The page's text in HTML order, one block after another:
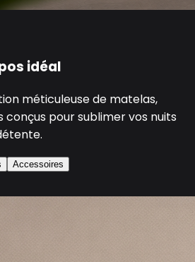
idéal
méticuleuse de matelas,
conçus pour sublimer vos nuits
Accessoires